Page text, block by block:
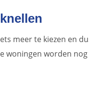
meer te kiezen en
woningen worden